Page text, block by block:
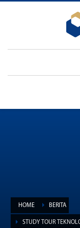
HOME BERITA
STUDY TOUR